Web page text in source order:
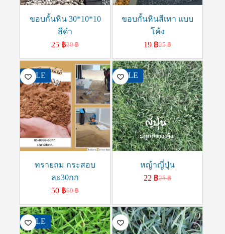
ขอบกั้นหิน 30*10*10
สีดำ
30฿
25 ฿
ขอบกั้นหินสีเทา แบบ
โค้ง
25฿
19 ฿
SALE
ทรายถม กระสอบ
ละ30กก
60฿
50 ฿
SALE
หญ้าญี่ปุ่น
25฿
22 ฿
SALE